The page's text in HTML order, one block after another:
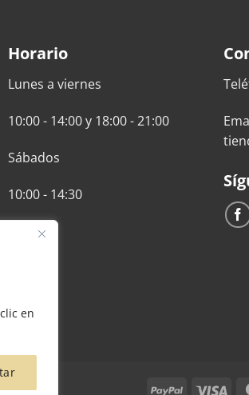
en
Horario
Lunes a viernes
10:00 - 14:00 y 18:00 - 21:00
Sábados
10:00 - 14:30